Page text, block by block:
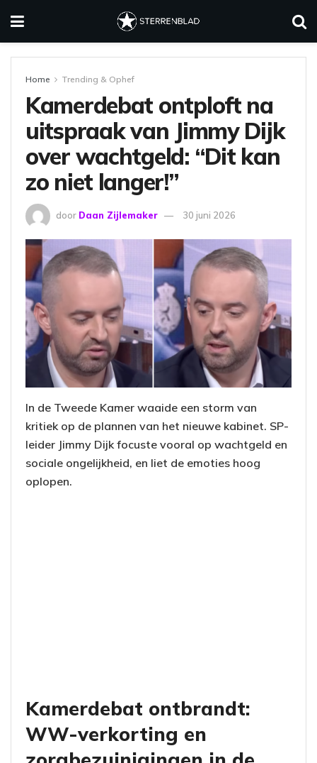
Home Trending & Ophef
Kamerdebat ontploft na
uitspraak van Jimmy Dijk
over wachtgeld: “Dit kan
zo niet langer!”
door Daan Zijlemaker 30 juni 2026
In de Tweede Kamer waaide een storm van
kritiek op de plannen van het nieuwe kabinet. SP-
leider Jimmy Dijk focuste vooral op wachtgeld en
sociale ongelijkheid, en liet de emoties hoog
oplopen.
Kamerdebat ontbrandt:
WW-verkorting en